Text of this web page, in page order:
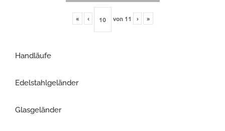
« ‹ von 11 › »
Handläufe
Edelstahlgeländer
Glasgeländer